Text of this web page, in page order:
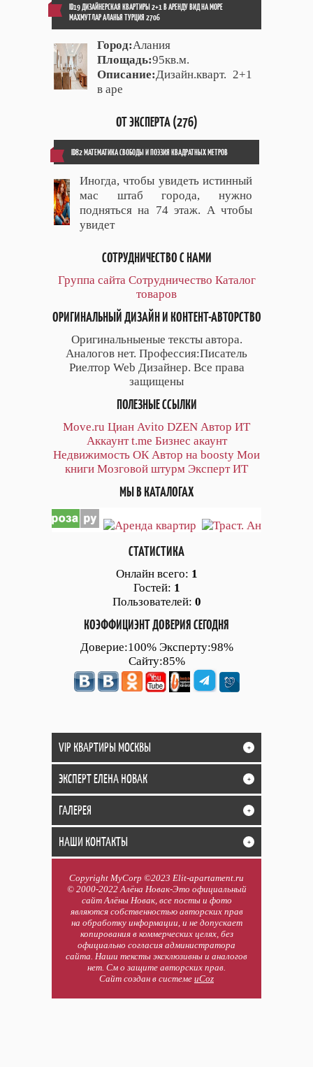
ID19 ДИЗАЙНЕРСКАЯ КВАРТИРЫ 2+1 В АРЕНДУ ВИД НА МОРЕ
МАХМУТЛАР АЛАНЬЯ ТУРЦИЯ 2706
Город:Алания
Площадь:95кв.м.
Описание:Дизайн.кварт. 2+1
в аре
ОТ ЭКСПЕРТА (276)
ID82 МАТЕМАТИКА СВОБОДЫ И ПОЭЗИЯ КВАДРАТНЫХ МЕТРОВ
Иногда, чтобы увидеть истинный
мас штаб города, нужно
подняться на 74 этаж. А чтобы
увидет
СОТРУДНИЧЕСТВО С НАМИ
Группа сайта Сотрудничество Каталог
товаров
ОРИГИНАЛЬНЫЙ ДИЗАЙН И КОНТЕНТ-АВТОРСТВО
Оригинальныеные тексты автора.
Аналогов нет. Профессия:Писатель
Риелтор Web Дизайнер. Все права
защищены
ПОЛЕЗНЫЕ ССЫЛКИ
Move.ru Циан Avito DZEN Автор ИТ
Аккаунт t.me Бизнес акаунт
Недвижимость ОК Автор на boosty Мои
книги Мозговой штурм Эксперт ИТ
МЫ В КАТАЛОГАХ
СТАТИСТИКА
Онлайн всего: 1
Гостей: 1
Пользователей: 0
КОЭФФИЦИЭНТ ДОВЕРИЯ СЕГОДНЯ
Доверие:100% Эксперту:98%
Сайту:85%
VIP КВАРТИРЫ МОСКВЫ +
ЭКСПЕРТ ЕЛЕНА НОВАК +
ГАЛЕРЕЯ +
НАШИ КОНТАКТЫ +
Copyright MyCorp ©2023 Elit-apartament.ru
© 2000-2022 Алёна Новак-Это официальный
сайт Алёны Новак, все посты и фото
являются собственностью авторских прав
на обработку информации, и не допускает
копирования в коммерческих целях, без
официально согласия администратора
сайта. Наши тексты эксклюзивны и аналогов
нет. См о защите авторских прав.
Сайт создан в системе uCoz